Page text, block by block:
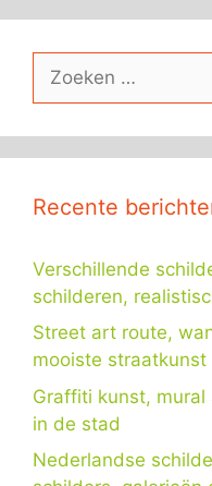
naar:
Recente
Verschillende
schilderen,
Street art route,
mooiste straatkunst
Graffiti kunst,
in de stad
Nederlandse